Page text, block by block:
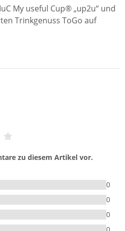
My useful Cup® „up2u“ und
Trinkgenuss ToGo auf
zu diesem Artikel vor.
0
0
0